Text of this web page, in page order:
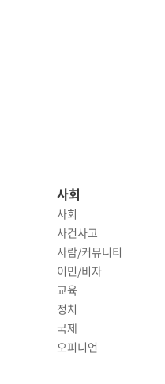
사회
사회
사건사고
사람/커뮤니티
이민/비자
교육
정치
국제
오피니언